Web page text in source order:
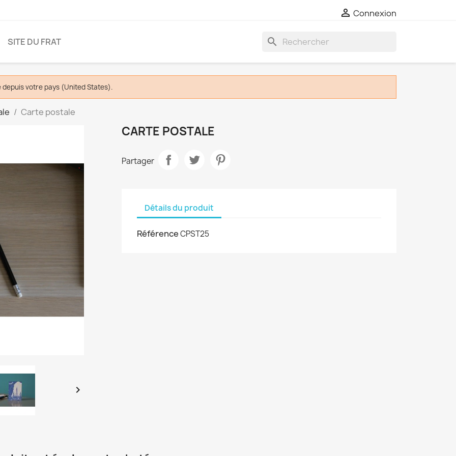
 Connexion
SITE DU FRAT search
depuis votre pays (United States).
Carte postale

CARTE POSTALE
Partager
Détails du produit
RéférenceCPST25